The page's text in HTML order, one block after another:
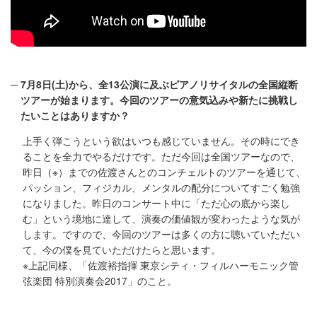
7月8日(土)から、全13公演に及ぶピアノリサイタルの全国縦断
ツアーが始まります。今回のツアーの意気込みや新たに挑戦し
たいことはありますか？
上手く弾こうという欲はいつも感じていません。その時にでき
ることを全力でやるだけです。ただ今回は全国ツアーなので、
昨日（※）までの佐渡さんとのコンチェルトのツアーを通じて、
パッション、フィジカル、メンタルの配分についてすごく勉強
になりました。昨日のコンサート中に「ただ心の底から楽し
む」という境地に達して、演奏の価値観が変わったような気が
します。ですので、今回のツアーは多くの方に聴いていただい
て、今の僕を見ていただけたらと思います。
※上記同様、「佐渡裕指揮 東京シティ・フィルハーモニック管
弦楽団 特別演奏会2017」のこと。